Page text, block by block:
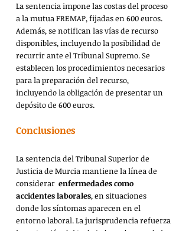
La sentencia impone las costas del proceso
a la mutua FREMAP, fijadas en 600 euros.
Además, se notifican las vías de recurso
disponibles, incluyendo la posibilidad de
recurrir ante el Tribunal Supremo. Se
establecen los procedimientos necesarios
para la preparación del recurso,
incluyendo la obligación de presentar un
depósito de 600 euros.
Conclusiones
La sentencia del Tribunal Superior de
Justicia de Murcia mantiene la línea de
considerar enfermedades como
accidentes laborales, en situaciones
donde los síntomas aparecen en el
entorno laboral. La jurisprudencia refuerza